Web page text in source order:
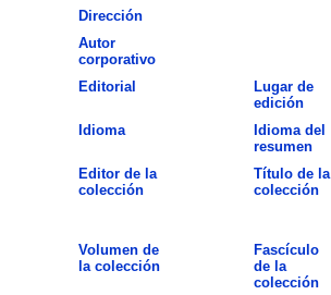
Dirección
Autor
corporativo
Editorial
Lugar de
edición
Idioma
Idioma del
resumen
Editor de la
colección
Título de la
colección
Volumen de
la colección
Fascículo
de la
colección